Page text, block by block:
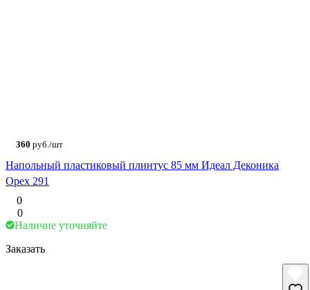
360 руб./шт
Напольный пластиковый плинтус 85 мм Идеал Деконика
Орех 291
0
0
Наличие уточняйте
Заказать